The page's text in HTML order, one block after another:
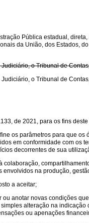
Pública estadual,
da União, dos Estados,
o Tribunal de
o Tribunal de
de 2021, para os fins
os parâmetros para que
em conformidade com os
decorrentes de sua
colaboração,
na produção,
a aceitar;
anotar novas condições
alteração na
ou apenações